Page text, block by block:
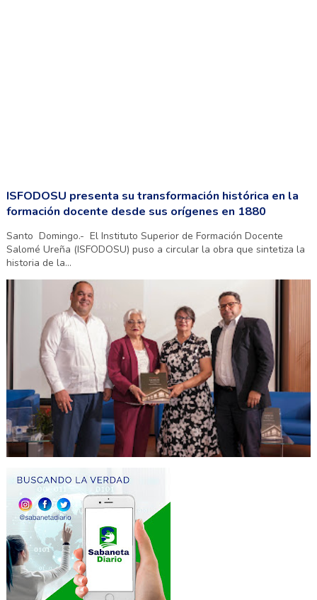
ISFODOSU presenta su transformación histórica en la
formación docente desde sus orígenes en 1880
Santo Domingo.- El Instituto Superior de Formación Docente
Salomé Ureña (ISFODOSU) puso a circular la obra que sintetiza la
historia de la...